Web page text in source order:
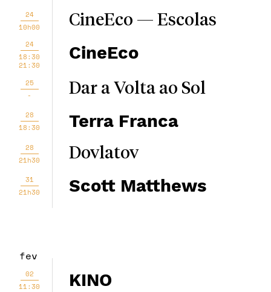
24
10h00
CineEco — Escolas
24
18:30
21:30
CineEco
25
-
Dar a Volta ao Sol
28
18:30
Terra Franca
28
21h30
Dovlatov
31
21h30
Scott Matthews
fev
02
11:30
KINO